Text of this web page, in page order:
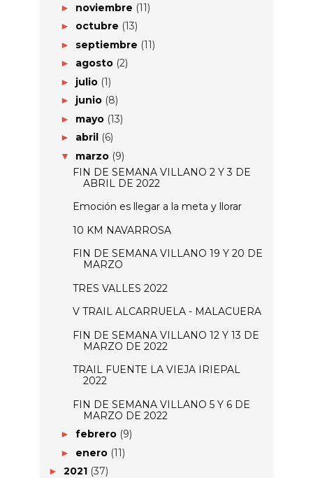
► noviembre (11)
► octubre (13)
► septiembre (11)
► agosto (2)
► julio (1)
► junio (8)
► mayo (13)
► abril (6)
▼ marzo (9)
FIN DE SEMANA VILLANO 2 Y 3 DE
ABRIL DE 2022
Emoción es llegar a la meta y llorar
10 KM NAVARROSA
FIN DE SEMANA VILLANO 19 Y 20 DE
MARZO
TRES VALLES 2022
V TRAIL ALCARRUELA - MALACUERA
FIN DE SEMANA VILLANO 12 Y 13 DE
MARZO DE 2022
TRAIL FUENTE LA VIEJA IRIEPAL
2022
FIN DE SEMANA VILLANO 5 Y 6 DE
MARZO DE 2022
► febrero (9)
► enero (11)
► 2021 (37)